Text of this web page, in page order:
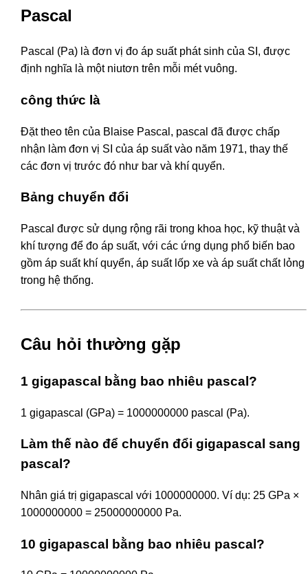
Pascal
Pascal (Pa) là đơn vị đo áp suất phát sinh của SI, được
định nghĩa là một niutơn trên mỗi mét vuông.
công thức là
Đặt theo tên của Blaise Pascal, pascal đã được chấp
nhận làm đơn vị SI của áp suất vào năm 1971, thay thế
các đơn vị trước đó như bar và khí quyển.
Bảng chuyển đổi
Pascal được sử dụng rộng rãi trong khoa học, kỹ thuật và
khí tượng để đo áp suất, với các ứng dụng phổ biến bao
gồm áp suất khí quyển, áp suất lốp xe và áp suất chất lỏng
trong hệ thống.
Câu hỏi thường gặp
1 gigapascal bằng bao nhiêu pascal?
1 gigapascal (GPa) = 1000000000 pascal (Pa).
Làm thế nào để chuyển đổi gigapascal sang
pascal?
Nhân giá trị gigapascal với 1000000000. Ví dụ: 25 GPa ×
1000000000 = 25000000000 Pa.
10 gigapascal bằng bao nhiêu pascal?